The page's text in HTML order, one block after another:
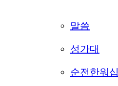
말씀
성가대
순전한워십